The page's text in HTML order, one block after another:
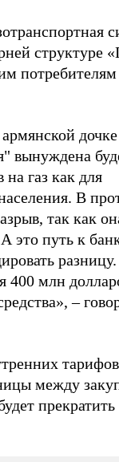
структуре
вынуждена
газ как для
В
так как
это путь к
400 млн
–
между
прекратить